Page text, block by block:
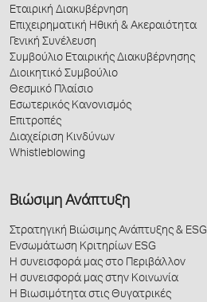
Εταιρική Διακυβέρνηση
Επιχειρηματική Ηθική & Ακεραιότητα
Γενική Συνέλευση
Συμβούλιο Εταιρικής Διακυβέρνησης
Διοικητικό Συμβούλιο
Θεσμικό Πλαίσιο
Εσωτερικός Κανονισμός
Επιτροπές
Διαχείριση Κινδύνων
Whistleblowing
Βιώσιμη Ανάπτυξη
Στρατηγική Βιώσιμης Ανάπτυξης & ESG
Ενσωμάτωση Κριτηρίων ESG
Η συνεισφορά μας στο Περιβάλλον
Η συνεισφορά μας στην Κοινωνία
Η Βιωσιμότητα στις Θυγατρικές